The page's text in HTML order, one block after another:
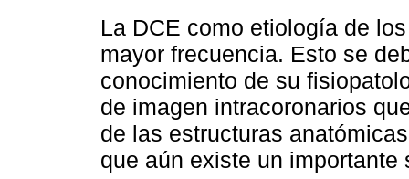
La DCE como etiología de
mayor frecuencia. Esto se
conocimiento de su
de imagen intracoronarios
de las estructuras
que aún existe un importante